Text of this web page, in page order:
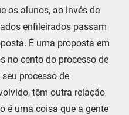
os alunos, ao invés de
enfileirados passam
É uma proposta em
no cento do processo de
processo de
têm outra relação
é uma coisa que a gente